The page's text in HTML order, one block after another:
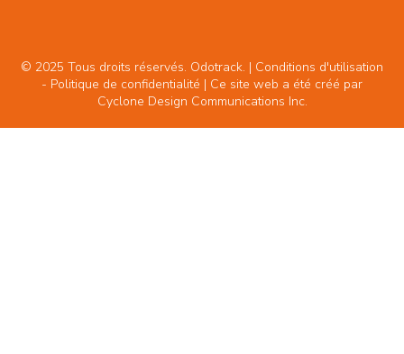
© 2025 Tous droits réservés. Odotrack. | Conditions d'utilisation
- Politique de confidentialité | Ce site web a été créé par
Cyclone Design Communications Inc.